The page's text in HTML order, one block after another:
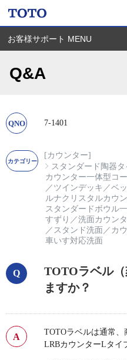
お客様サポート MENU
Q&A
7-1401
[カウンター]
スタンダード陶器タ
カウンター一体型コ
／ ツインデッキ ／ベ
ルナクリスタルカウ
スタンダードボウル
すずり ／洗面カウン
／ スタンド洗面 ／ カ
車いす対応洗面
TOTOラベル
ますか？
TOTOラベルは通常
LRBカウンターLタイ